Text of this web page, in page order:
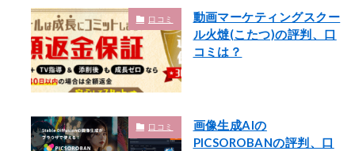
口コミ
動画マーケティングスクー
ル火燵(こたつ)の評判、口
コミは？
口コミ
画像生成AIの
PICSOROBANの評判、口